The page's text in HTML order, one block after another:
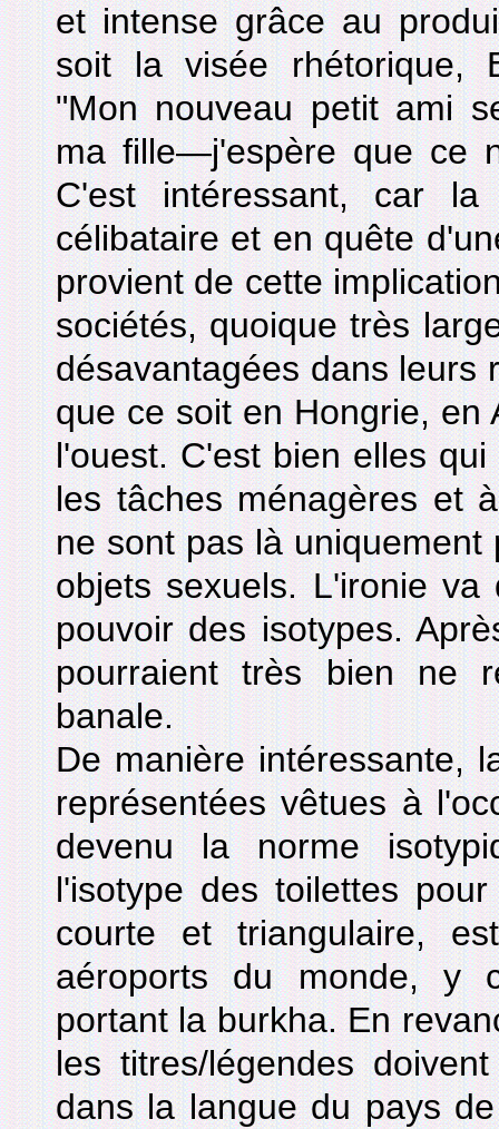
et intense grâce au
soit la visée rhétorique,
"Mon nouveau petit ami
ma fille—j'espère que ce
C'est intéressant, car la
célibataire et en quête
provient de cette
sociétés, quoique très
désavantagées dans leurs
que ce soit en Hongrie, en
l'ouest. C'est bien elles
les tâches ménagères et
ne sont pas là
objets sexuels. L'ironie
pouvoir des isotypes.
pourraient très bien ne
banale.
De manière intéressante,
représentées vêtues à
devenu la norme
l'isotype des toilettes
courte et triangulaire,
aéroports du monde, y
portant la burkha. En
les titres/légendes
dans la langue du pays